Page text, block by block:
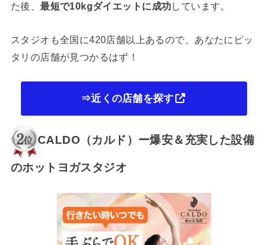
た後、最短で10kgダイエットに成功しています。
スタジオも全国に420店舗以上あるので、あなたにピッ
タリの店舗が見つかるはず！
⇒近くの店舗を探す
CALDO（カルド）ー爆安＆充実した設備
のホットヨガスタジオ